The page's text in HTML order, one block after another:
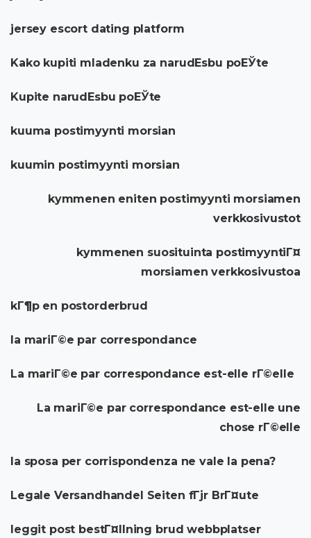
jersey escort dating platform
Kako kupiti mladenku za narudЕѕbu poЕЎte
Kupite narudЕѕbu poЕЎte
kuuma postimyynti morsian
kuumin postimyynti morsian
kymmenen eniten postimyynti morsiamen
verkkosivustot
kymmenen suosituinta postimyyntiГ¤
morsiamen verkkosivustoa
kГ¶p en postorderbrud
la mariГ©e par correspondance
La mariГ©e par correspondance est-elle rГ©elle
La mariГ©e par correspondance est-elle une
chose rГ©elle
la sposa per corrispondenza ne vale la pena?
Legale Versandhandel Seiten fГјr BrГ¤ute
leggit post bestГ¤llning brud webbplatser